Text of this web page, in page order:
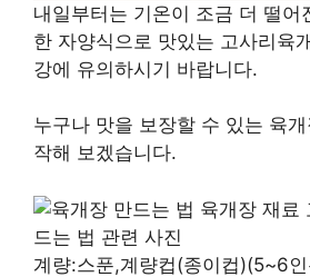
내일부터는 기온이 조금 더 떨어
한 자양식으로 맛있는 고사리육
강에 유의하시기 바랍니다.
누구나 맛을 보장할 수 있는 육
작해 보겠습니다.
계량:스푼,계량컵(종이컵)(5~6